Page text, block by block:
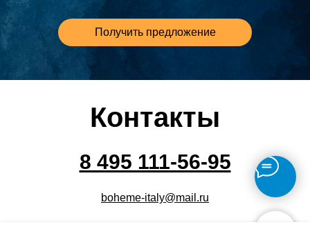
Получить предложение
Контакты
8 495 111-56-95
boheme-italy@mail.ru